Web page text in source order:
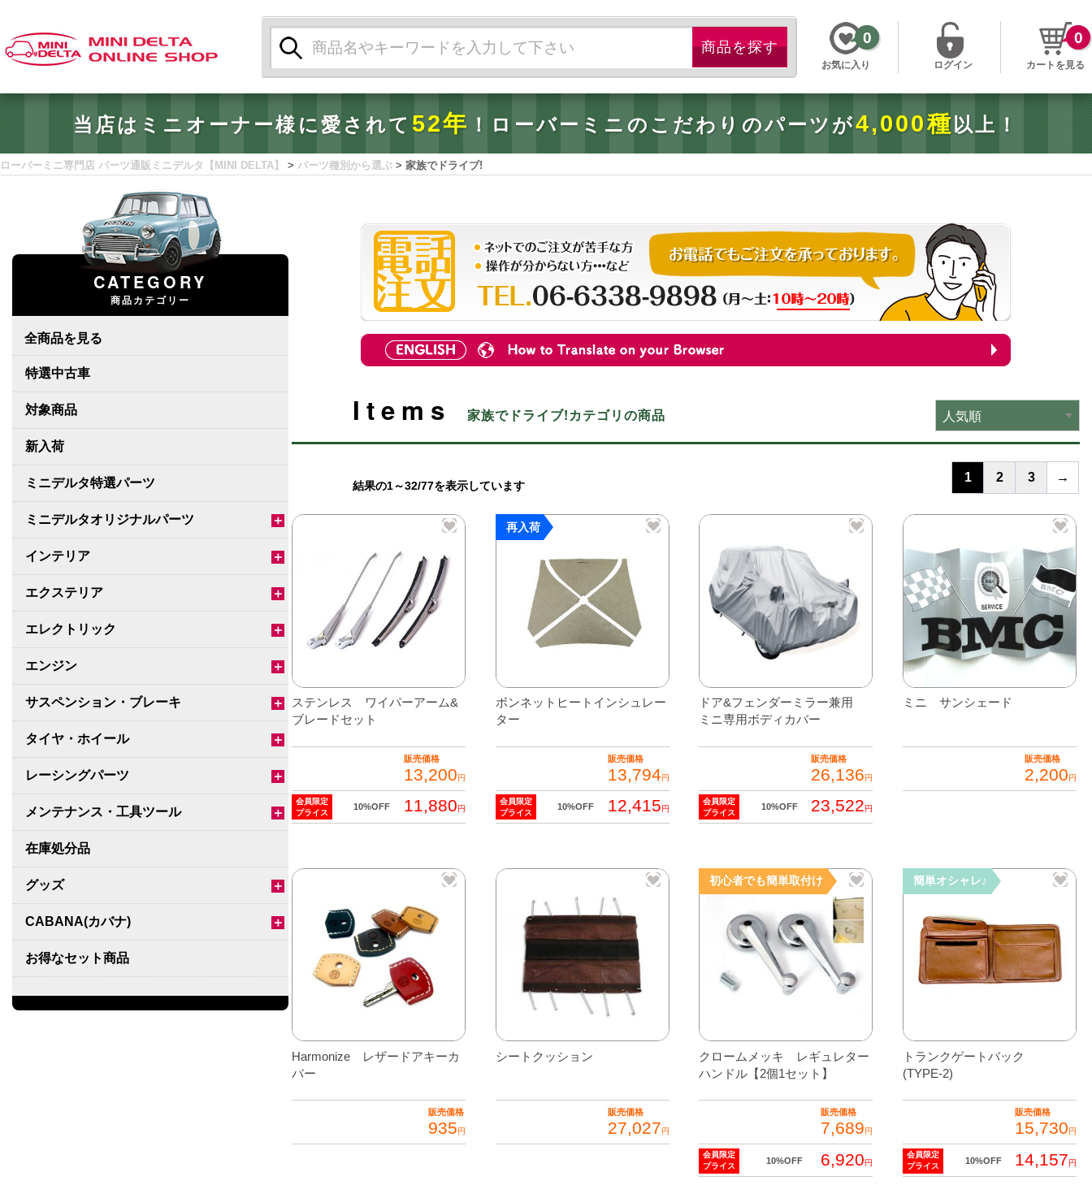
索:
お気に入り
0
ログイン カートを見る
0
当店はミニオーナー様に愛されて52年 ！ローバーミニのこだわりのパーツが4,000種 以上！
ローバーミニ専門店 パーツ通販ミニデルタ【MINI DELTA】 > パーツ種別から選ぶ > 家族でドライブ!
CATEGORY
商品カテゴリー
全商品を見る
特選中古車
対象商品
新入荷
ミニデルタ特選パーツ
＋
ミニデルタオリジナルパーツ
＋
インテリア
＋
エクステリア
＋
エレクトリック
＋
エンジン
＋
サスペンション・ブレーキ
＋
タイヤ・ホイール
＋
レーシングパーツ
＋
メンテナンス・工具ツール
在庫処分品
＋
グッズ
＋
CABANA(カバナ)
お得なセット商品
チームマルヤマ
Items 家族でドライブ!カテゴリの商品
結果の1～32/77を表示しています
1 2 3 →
ステンレス ワイパーアーム&
ブレードセット
販売価格
13,200円
会員限定
プライス
10%OFF 11,880円
再入荷
ボンネットヒートインシュレー
ター
販売価格
13,794円
会員限定
プライス
10%OFF 12,415円
ドア&フェンダーミラー兼用
ミニ専用ボディカバー
販売価格
26,136円
会員限定
プライス
10%OFF 23,522円
ミニ サンシェード
販売価格
2,200円
品
に
エ
ー
シ
あ
り
Harmonize レザードアキーカ
バー
販売価格
935円
シートクッション
販売価格
27,027円
初心者でも簡単取付け
クロームメッキ レギュレター
ハンドル【2個1セット】
販売価格
7,689円
会員限定
プライス
10%OFF 6,920円
簡単オシャレ♪
トランクゲートバック
(TYPE-2)
販売価格
15,730円
会員限定
プライス
10%OFF 14,157円